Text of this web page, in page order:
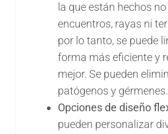
la que están hechos
encuentros, rayas ni
por lo tanto, se puede
forma más eficiente y
mejor. Se pueden
patógenos y gérmenes.
Opciones de diseño
pueden personalizar